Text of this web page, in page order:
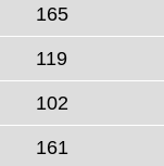
165
119
102
161